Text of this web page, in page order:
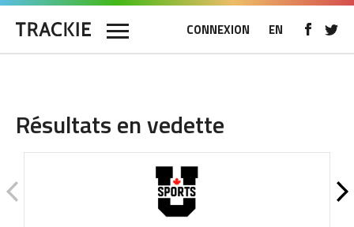
CONNEXION EN
Résultats en vedette